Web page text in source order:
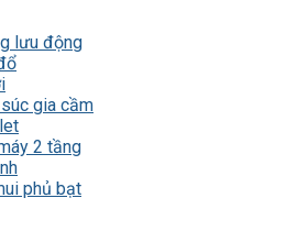
lưu động
gia cầm
2 tầng
phủ bạt